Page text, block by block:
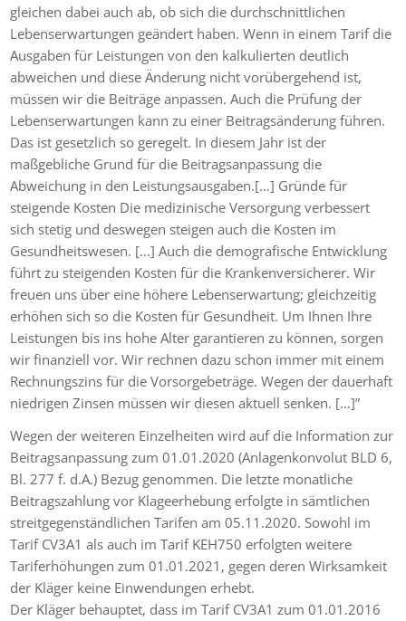
gleichen dabei auch ab, ob sich die durchschnittlichen
Lebenserwartungen geändert haben. Wenn in einem Tarif die
Ausgaben für Leistungen von den kalkulierten deutlich
abweichen und diese Änderung nicht vorübergehend ist,
müssen wir die Beiträge anpassen. Auch die Prüfung der
Lebenserwartungen kann zu einer Beitragsänderung führen.
Das ist gesetzlich so geregelt. In diesem Jahr ist der
maßgebliche Grund für die Beitragsanpassung die
Abweichung in den Leistungsausgaben.[…] Gründe für
steigende Kosten Die medizinische Versorgung verbessert
sich stetig und deswegen steigen auch die Kosten im
Gesundheitswesen. […] Auch die demografische Entwicklung
führt zu steigenden Kosten für die Krankenversicherer. Wir
freuen uns über eine höhere Lebenserwartung; gleichzeitig
erhöhen sich so die Kosten für Gesundheit. Um Ihnen Ihre
Leistungen bis ins hohe Alter garantieren zu können, sorgen
wir finanziell vor. Wir rechnen dazu schon immer mit einem
Rechnungszins für die Vorsorgebeträge. Wegen der dauerhaft
niedrigen Zinsen müssen wir diesen aktuell senken. […]”
Wegen der weiteren Einzelheiten wird auf die Information zur
Beitragsanpassung zum 01.01.2020 (Anlagenkonvolut BLD 6,
Bl. 277 f. d.A.) Bezug genommen. Die letzte monatliche
Beitragszahlung vor Klageerhebung erfolgte in sämtlichen
streitgegenständlichen Tarifen am 05.11.2020. Sowohl im
Tarif CV3A1 als auch im Tarif KEH750 erfolgten weitere
Tariferhöhungen zum 01.01.2021, gegen deren Wirksamkeit
der Kläger keine Einwendungen erhebt.
Der Kläger behauptet, dass im Tarif CV3A1 zum 01.01.2016